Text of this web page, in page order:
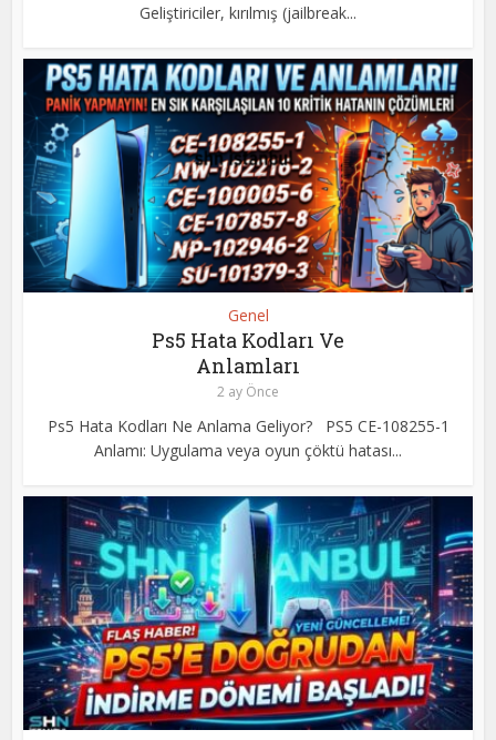
Geliştiriciler, kırılmış (jailbreak...
Genel
Ps5 Hata Kodları Ve
Anlamları
2 ay Önce
Ps5 Hata Kodları Ne Anlama Geliyor? PS5 CE-108255-1
Anlamı: Uygulama veya oyun çöktü hatası...